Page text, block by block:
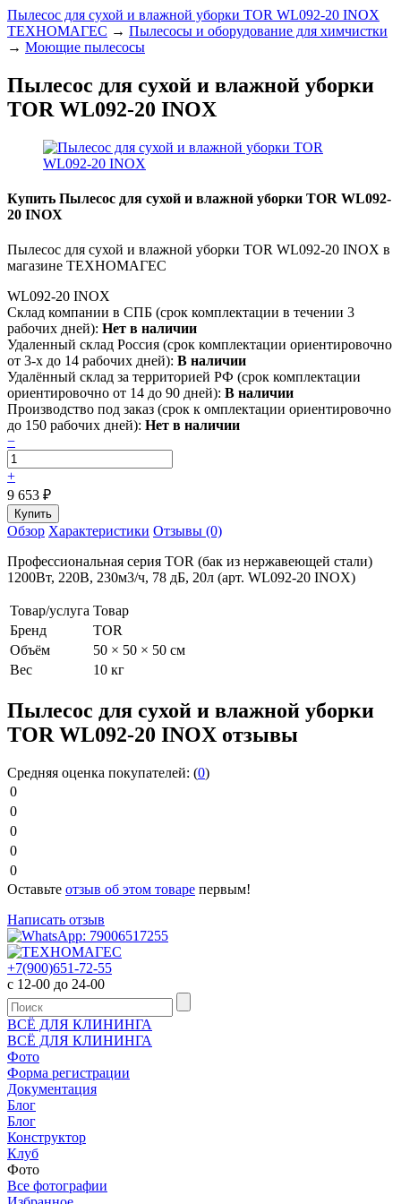
Пылесос для сухой и влажной уборки TOR WL092-20 INOX
ТЕХНОМАГЕС → Пылесосы и оборудование для химчистки
→ Моющие пылесосы
Пылесос для сухой и влажной уборки
TOR WL092-20 INOX
Купить Пылесос для сухой и влажной уборки TOR WL092-
20 INOX
Пылесос для сухой и влажной уборки TOR WL092-20 INOX в
магазине ТЕХНОМАГЕС
WL092-20 INOX
Склад компании в СПБ (срок комплектации в течении 3
рабочих дней): Нет в наличии
Удаленный склад Россия (срок комплектации ориентировочно
от 3-х до 14 рабочих дней): В наличии
Удалённый склад за территорией РФ (срок комплектации
ориентировочно от 14 до 90 дней): В наличии
Производство под заказ (срок к омплектации ориентировочно
до 150 рабочих дней): Нет в наличии
−
+
9 653 ₽
Обзор Характеристики Отзывы (0)
Профессиональная серия TOR (бак из нержавеющей стали)
1200Вт, 220В, 230м3/ч, 78 дБ, 20л (арт. WL092-20 INOX)
Товар/услуга Товар
Бренд
TOR
Объём
50 × 50 × 50 см
Вес
10 кг
Пылесос для сухой и влажной уборки
TOR WL092-20 INOX отзывы
Средняя оценка покупателей: (0)
0
0
0
0
0
Оставьте отзыв об этом товаре первым!
Написать отзыв
+7(900)651-72-55
с 12-00 до 24-00
ВСЁ ДЛЯ КЛИНИНГА
ВСЁ ДЛЯ КЛИНИНГА
Фото
Форма регистрации
Документация
Блог
Блог
Конструктор
Клуб
Фото
Все фотографии